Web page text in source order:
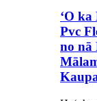
ʻO
Pvc
no nā